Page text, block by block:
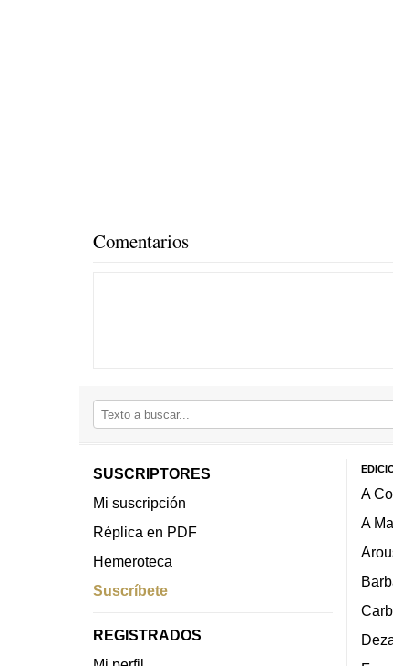
Comentarios
SUSCRIPTORES
Mi suscripción
Réplica en PDF
Hemeroteca
Suscríbete
REGISTRADOS
A
A